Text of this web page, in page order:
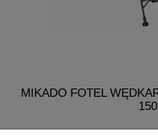
MIKADO FOTEL